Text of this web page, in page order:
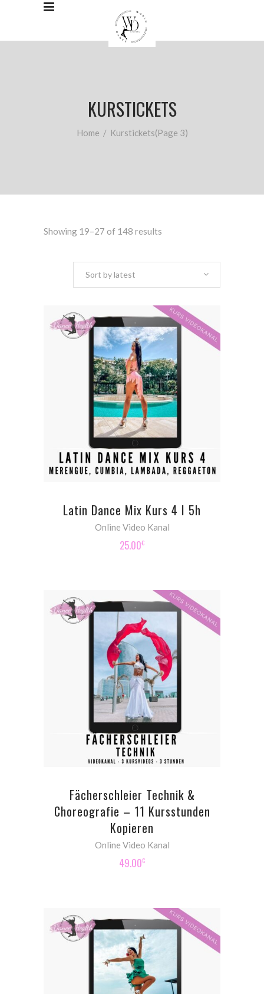
KURSTICKETS
Home / Kurstickets(Page 3)
Showing 19–27 of 148 results
Sort by latest
ADD TO CART
Latin Dance Mix Kurs 4 I 5h
Online Video Kanal
25.00€
ADD TO CART
Fächerschleier Technik &
Choreografie – 11 Kursstunden
Kopieren
Online Video Kanal
49.00€